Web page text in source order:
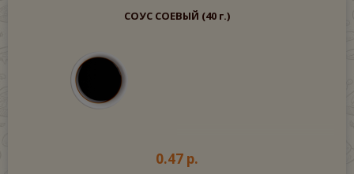
СОУС СОЕВЫЙ (40 г.)
0.47 р.